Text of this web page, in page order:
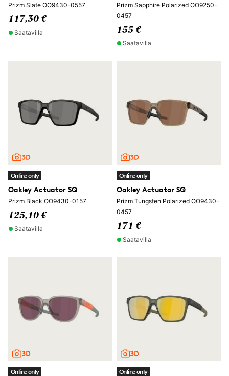
Prizm Slate OO9430-0557
117,30 €
Saatavilla
Prizm Sapphire Polarized OO9250-
0457
155 €
Saatavilla
Online only
Oakley Actuator SQ
Prizm Black OO9430-0157
125,10 €
Saatavilla
Online only
Oakley Actuator SQ
Prizm Tungsten Polarized OO9430-
0457
171 €
Saatavilla
Online only Online only